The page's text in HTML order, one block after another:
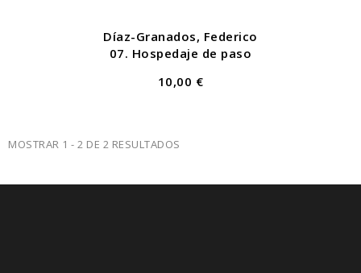
Díaz-Granados, Federico
07. Hospedaje de paso
10,00 €
MOSTRAR 1 - 2 DE 2 RESULTADOS